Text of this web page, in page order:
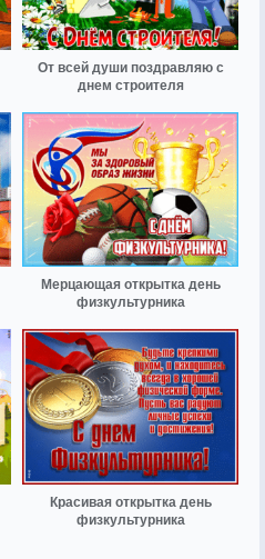
От всей души поздравляю с
днем строителя
Мерцающая открытка день
физкультурника
Красивая открытка день
физкультурника